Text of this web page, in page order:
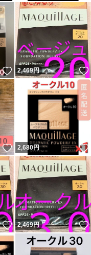
いいね！
2,469円
いいね！
2,680円
いいね！
2,469円